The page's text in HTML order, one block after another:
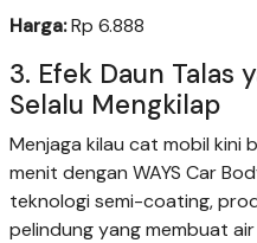
Harga:Rp 6.888
3. Efek Daun Talas
Selalu Mengkilap
Menjaga kilau cat mobil kini
menit dengan WAYS Car
teknologi semi-coating,
pelindung yang membuat